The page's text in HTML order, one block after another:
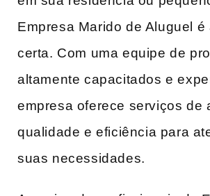
Empresa Marido de Aluguel é
certa. Com uma equipe de
altamente capacitados e
empresa oferece serviços de
qualidade e eficiência para
suas necessidades.